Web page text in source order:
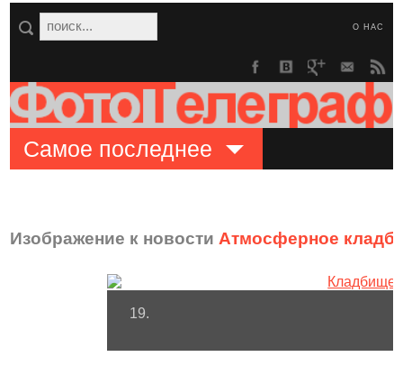
О НАС
Самое последнее
Изображение к новости Атмосферное
19.